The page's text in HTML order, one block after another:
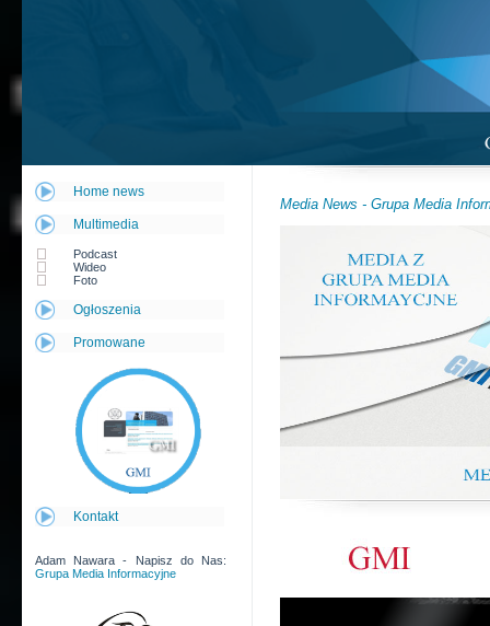
Home news
Multimedia
Podcast
Wideo
Foto
Ogłoszenia
Promowane
Kontakt
Adam Nawara - Napisz do Nas:
Grupa Media Informacyjne
Media News - Grupa Media